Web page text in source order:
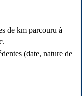
de km parcouru à
(date, nature de